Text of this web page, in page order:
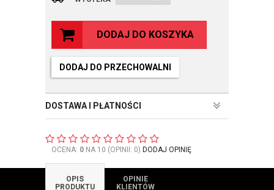
DODAJ DO KOSZYKA
DODAJ DO PRZECHOWALNI
DOSTAWA I PŁATNOŚCI
OCENA: 0 NA 10 (OPINII: 0) DODAJ OPINIĘ
OPIS
PRODUKTU
OPINIE
KLIENTÓW